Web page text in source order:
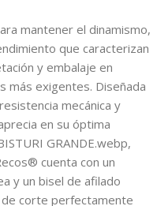
mantener el dinamismo,
que caracterizan
y embalaje en
más exigentes. Diseñada
mecánica y
en su óptima
GRANDE.webp,
cuenta con un
y un bisel de afilado
corte perfectamente